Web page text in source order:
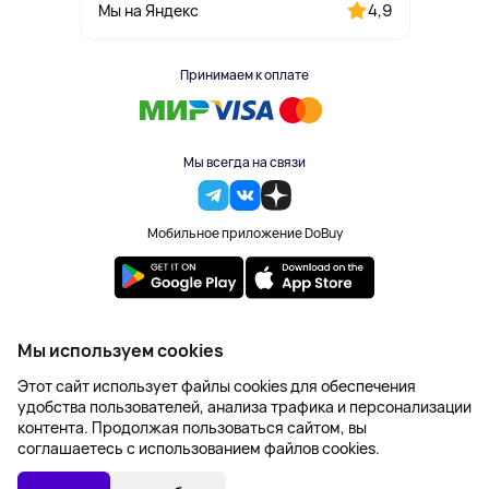
УТОЧНИТЬ НАЛИЧИЕ
Мы на Яндекс 4,9
Принимаем к оплате
Мы всегда на связи
Мобильное приложение DoBuy
2023-2026 © DoBuy. Все права защищены
Правила обработки персональных данных
Пользовательское соглашение
Оферта
Создание сайта – NetLab
Мы используем cookies
Этот сайт использует файлы cookies для обеспечения
удобства пользователей, анализа трафика и персонализации
контента. Продолжая пользоваться сайтом, вы
соглашаетесь с использованием файлов cookies.